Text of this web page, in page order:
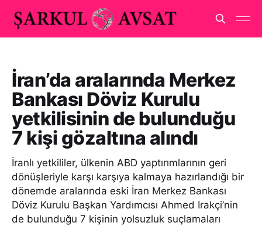
İran’da aralarında Merkez
Bankası Döviz Kurulu
yetkilisinin de bulunduğu
7 kişi gözaltına alındı
İranlı yetkililer, ülkenin ABD yaptırımlarının geri
dönüşleriyle karşı karşıya kalmaya hazırlandığı bir
dönemde aralarında eski İran Merkez Bankası
Döviz Kurulu Başkan Yardımcısı Ahmed Irakçi’nin
de bulunduğu 7 kişinin yolsuzluk suçlamaları